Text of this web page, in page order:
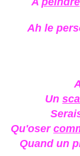
Ah le
Un
Qu'oser
Quand un